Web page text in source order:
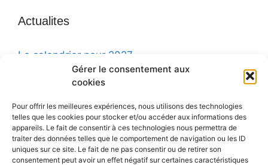
Gérer le consentement aux
cookies
Pour offrir les meilleures expériences, nous utilisons des technologies
telles que les cookies pour stocker et/ou accéder aux informations des
appareils. Le fait de consentir à ces technologies nous permettra de
traiter des données telles que le comportement de navigation ou les ID
uniques sur ce site. Le fait de ne pas consentir ou de retirer son
consentement peut avoir un effet négatif sur certaines caractéristiques
Actualites
Le calendrier pour 2027
PV de Assemblée Générale du 13 Juin 2026
Progrès dans la sauvegarde de la chapelle
Le calendrier pour 2025